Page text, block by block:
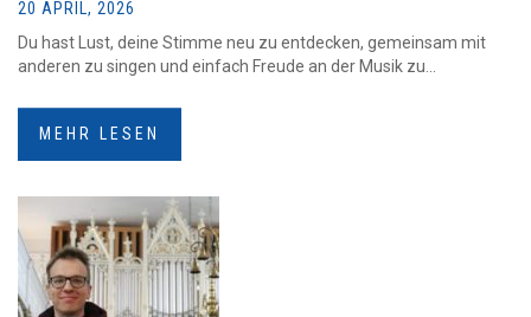
20 APRIL, 2026
Du hast Lust, deine Stimme neu zu entdecken, gemeinsam mit
anderen zu singen und einfach Freude an der Musik zu...
MEHR LESEN